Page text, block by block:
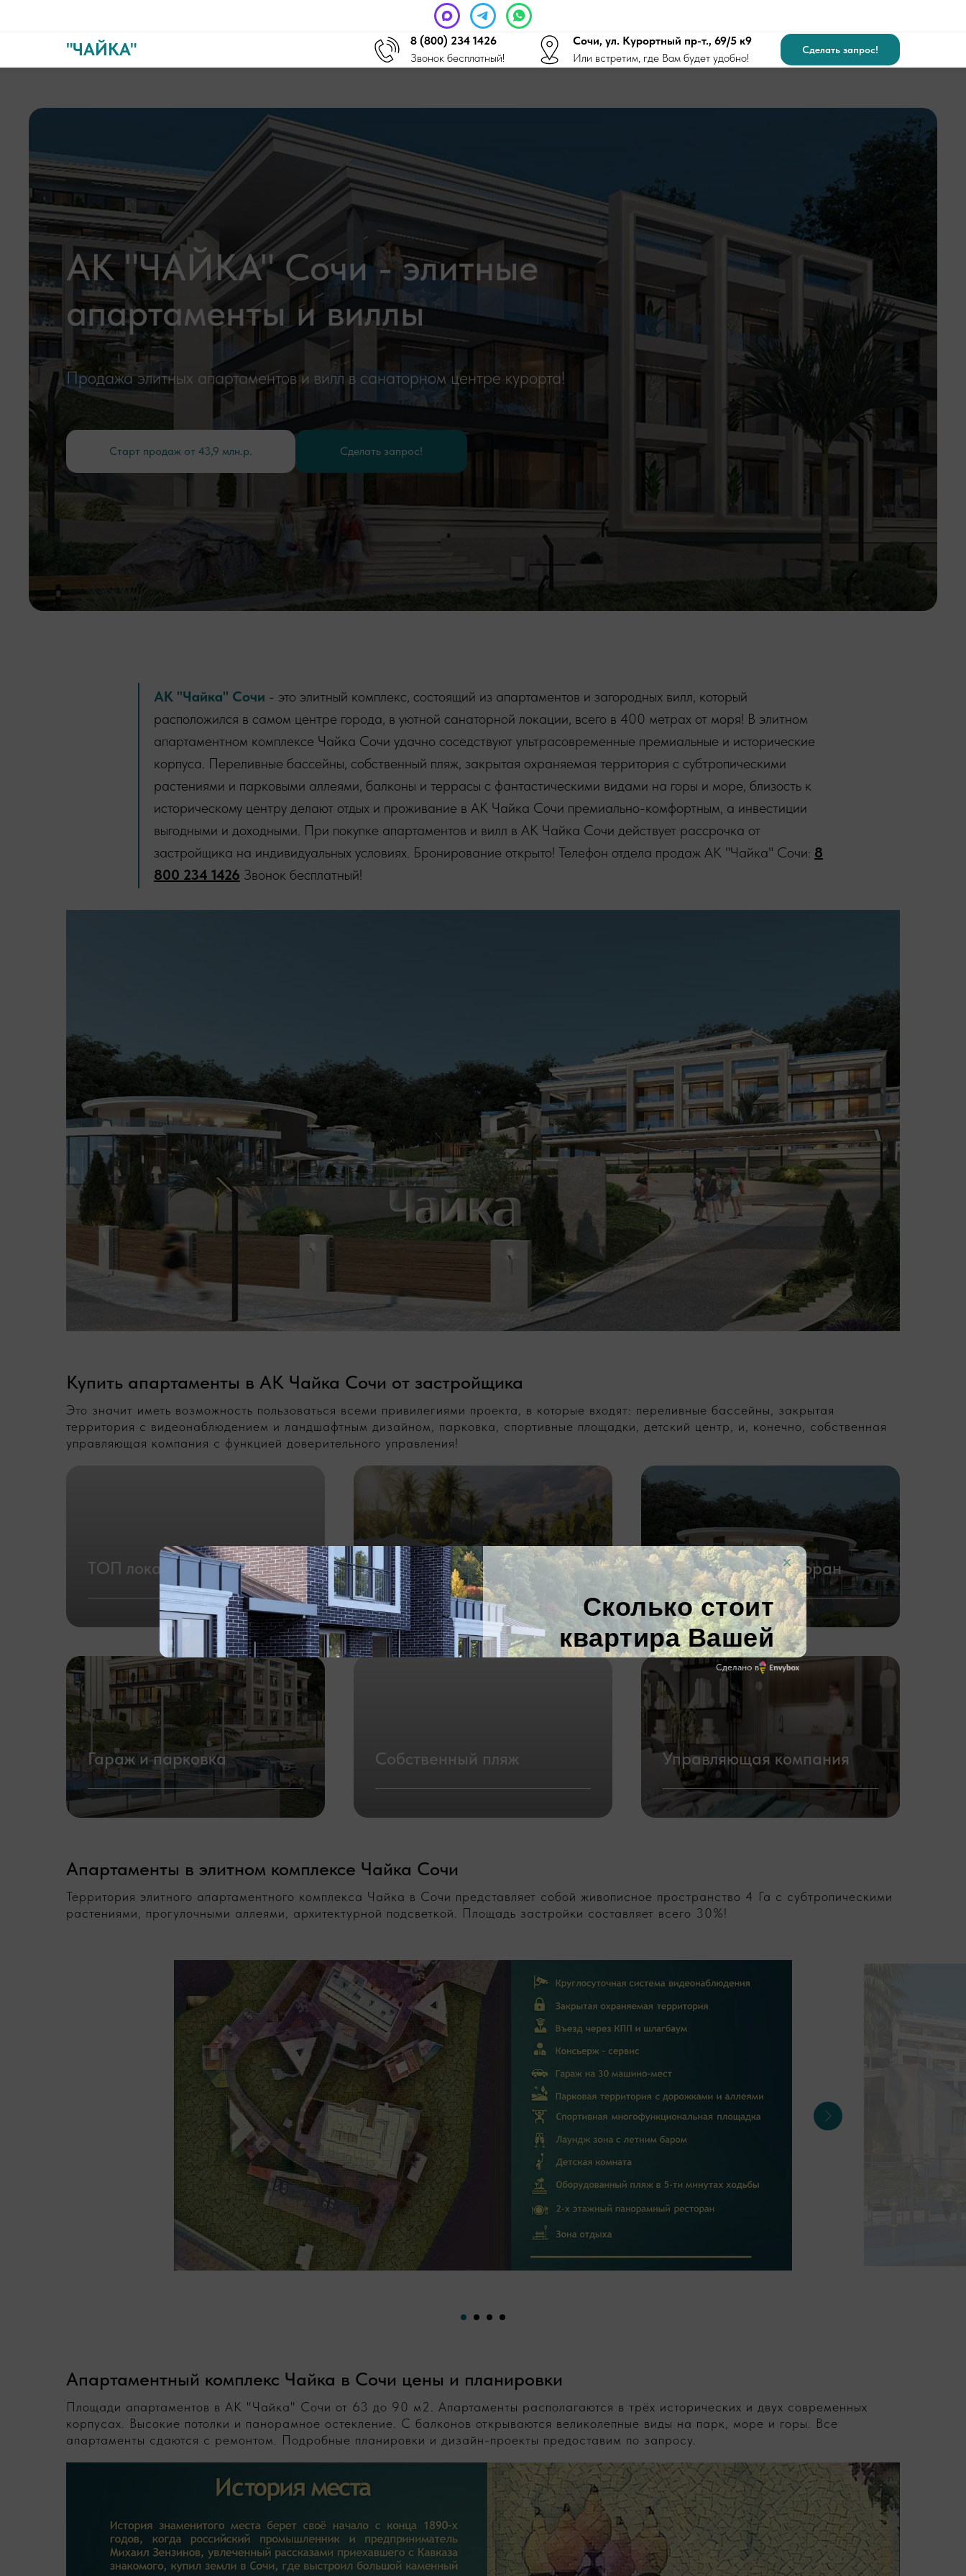
"ЧАЙКА"
8 (800) 234 1426
Звонок бесплатный!
Сочи, ул. Курортный пр-т., 69/5 к9
Или встретим, где Вам будет удобно!
Сделать запрос!
АК "ЧАЙКА" Сочи - элитные
апартаменты и виллы
Продажа элитных апартаментов и вилл в санаторном центре курорта!
Старт продаж от 43,9 млн.р. Сделать запрос!
АК "Чайка" Сочи - это элитный комплекс, состоящий из апартаментов и загородных вилл, который
расположился в самом центре города, в уютной санаторной локации, всего в 400 метрах от моря! В элитном
апартаментном комплексе Чайка Сочи удачно соседствуют ультрасовременные премиальные и исторические
корпуса. Переливные бассейны, собственный пляж, закрытая охраняемая территория с субтропическими
растениями и парковыми аллеями, балконы и террасы с фантастическими видами на горы и море, близость к
историческому центру делают отдых и проживание в АК Чайка Сочи премиально-комфортным, а инвестиции
выгодными и доходными. При покупке апартаментов и вилл в АК Чайка Сочи действует рассрочка от
застройщика на индивидуальных условиях. Бронирование открыто! Телефон отдела продаж АК "Чайка" Сочи: 8
800 234 1426 Звонок бесплатный!
Купить апартаменты в АК Чайка Сочи от застройщика
Это значит иметь возможность пользоваться всеми привилегиями проекта, в которые входят: переливные бассейны, закрытая
территория с видеонаблюдением и ландшафтным дизайном, парковка, спортивные площадки, детский центр, и, конечно, собственная
управляющая компания с функцией доверительного управления!
ТОП локация! Бассейны Панорамный ресторан
Гараж и парковка Собственный пляж Управляющая компания
Апартаменты в элитном комплексе Чайка Сочи
Территория элитного апартаментного комплекса Чайка в Сочи представляет собой живописное пространство 4 Га с субтропическими
растениями, прогулочными аллеями, архитектурной подсветкой. Площадь застройки составляет всего 30%!
Апартаментный комплекс Чайка в Сочи цены и планировки
Площади апартаментов в АК "Чайка" Сочи от 63 до 90 м2. Апартаменты располагаются в трёх исторических и двух современных
корпусах. Высокие потолки и панорамное остекление. С балконов открываются великолепные виды на парк, море и горы. Все
апартаменты сдаются с ремонтом. Подробные планировки и дизайн-проекты предоставим по запросу.
Сделано в